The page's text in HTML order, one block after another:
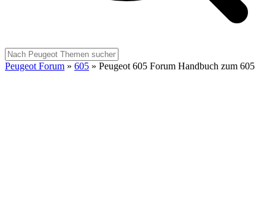
Peugeot Forum » 605 » Peugeot 605 Forum Handbuch zum 605